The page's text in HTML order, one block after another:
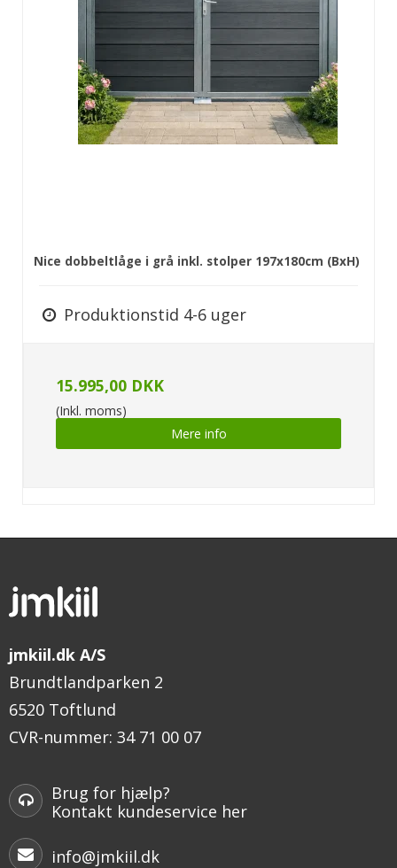
Nice dobbeltlåge i grå inkl. stolper 197x180cm (BxH)
Produktionstid 4-6 uger
15.995,00 DKK
(Inkl. moms)
Mere info
jmkiil.dk A/S
Brundtlandparken 2
6520 Toftlund
CVR-nummer: 34 71 00 07
Brug for hjælp?
Kontakt kundeservice her
info@jmkiil.dk